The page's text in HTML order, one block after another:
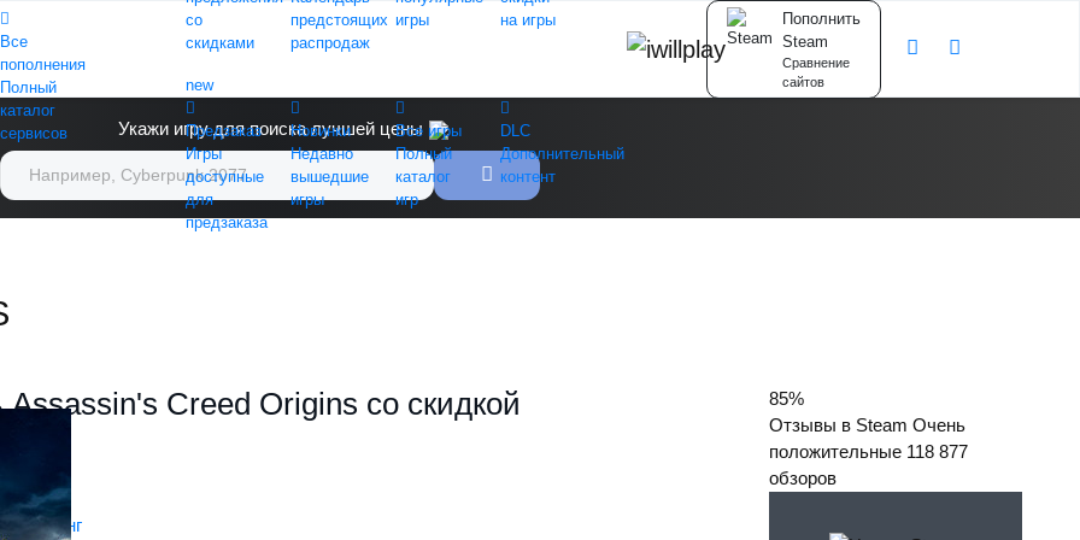
Все
пополнения
Полный
каталог
сервисов
со
скидками
new
предстоящих
распродаж
игры
на игры
Предзаказ
Игры
доступные
для
предзаказа
Новинки
Недавно
вышедшие
игры
Все игры
Полный
каталог
игр
DLC
Дополнительный
контент
Пополнить
Steam
Сравнение
сайтов
Укажи игру для поиска лучшей цены
Assassin's Creed Origins со скидкой
гейминг
85%
Отзывы в Steam Очень
положительные 118 877
обзоров